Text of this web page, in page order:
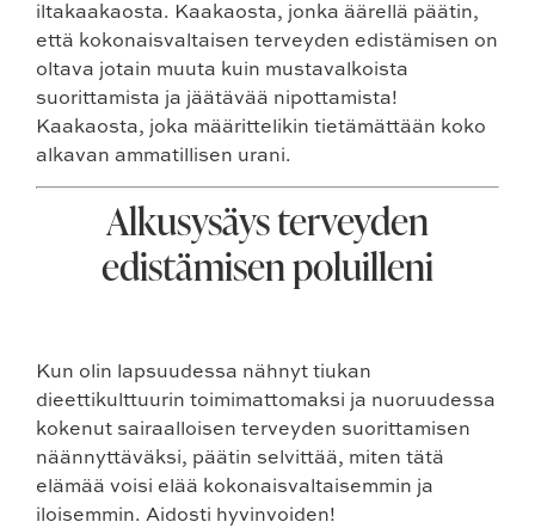
iltakaakaosta. Kaakaosta, jonka äärellä päätin,
että kokonaisvaltaisen terveyden edistämisen on
oltava jotain muuta kuin mustavalkoista
suorittamista ja jäätävää nipottamista!
Kaakaosta, joka määrittelikin tietämättään koko
alkavan ammatillisen urani.
Alkusysäys terveyden
edistämisen poluilleni
Kun olin lapsuudessa nähnyt tiukan
dieettikulttuurin toimimattomaksi ja nuoruudessa
kokenut sairaalloisen terveyden suorittamisen
näännyttäväksi, päätin selvittää, miten tätä
elämää voisi elää kokonaisvaltaisemmin ja
iloisemmin. Aidosti hyvinvoiden!